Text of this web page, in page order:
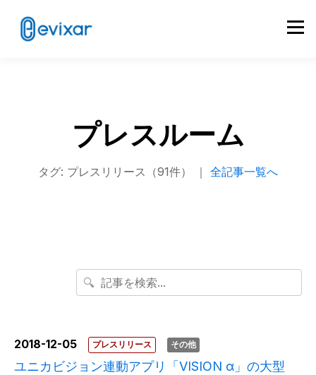
プレスルーム
タグ: プレスリリース（91件） ｜ 全記事一覧へ
🔍
2018-12-05 プレスリリース その他
ユニカビジョン連動アプリ「VISION α」の大型